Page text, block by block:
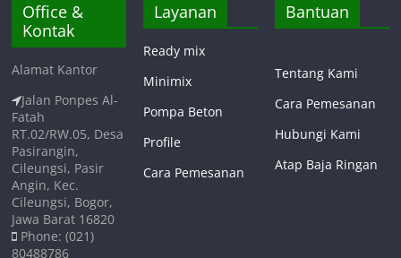
Office &
Kontak
Alamat Kantor
Jalan Ponpes Al-
Fatah
RT.02/RW.05, Desa
Pasirangin,
Cileungsi, Pasir
Angin, Kec.
Cileungsi, Bogor,
Jawa Barat 16820
Phone: (021)
80488786
Layanan
Ready mix
Minimix
Pompa Beton
Profile
Cara Pemesanan
Bantuan
Tentang Kami
Cara Pemesanan
Hubungi Kami
Atap Baja Ringan